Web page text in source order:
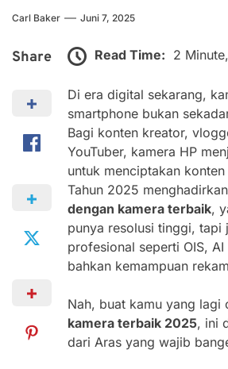
Carl Baker Juni 7, 2025
Share Read Time: 2
Di era digital sekarang,
smartphone bukan
Bagi konten kreator,
YouTuber, kamera HP
untuk menciptakan
Tahun 2025
dengan kamera terbaik,
punya resolusi tinggi, tapi
profesional seperti OIS,
bahkan kemampuan
Nah, buat kamu yang lagi
kamera terbaik 2025, ini
dari Aras yang wajib